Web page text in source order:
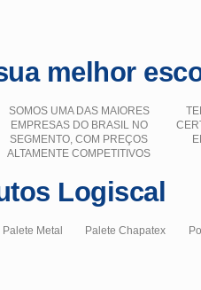
melhor
SOMOS UMA DAS MAIORES
EMPRESAS DO BRASIL NO
SEGMENTO, COM PREÇOS
ALTAMENTE COMPETITIVOS
Logiscal
Palete Metal Palete Chapatex